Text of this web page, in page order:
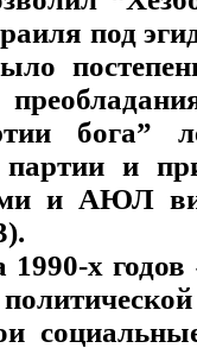
под
бога”
партии и
и АЮЛ
х годов